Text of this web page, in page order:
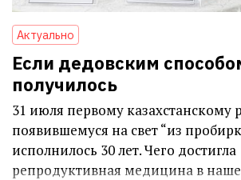
Актуально
Если дедовским
получилось
31 июля первому казахстанскому
появившемуся на свет “из
исполнилось 30 лет. Чего достигла
репродуктивная медицина в